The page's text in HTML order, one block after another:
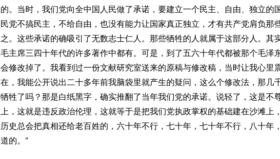
的。当时，我们党向全中国人民做了承诺，要建立一个民主、自由、独立的
民党不搞民主，不给自由，也没有能力让国家真正独立，才有共产党肩负那
之。这些承诺的确吸引了无数志士仁人。那些牺牲的人就属于这部分人。其
毛主席三四十年代的许多著作中都有。可是，到了五六十年代都被那个毛泽
会修改掉了。我看到过一份文献研究室送来的原稿与修改稿，当时让我心里
在，我能公开说出二十多年前我脑袋里就产生的疑问，这么个修改法，那几
牺牲了吗？那是白纸黑字，确实推翻了当年我们党的承诺。说轻了，这是不
上，这就是违反政治伦理，这就等于是把我们党执政掌权的基础建在沙滩上
历史总会把真相还给老百姓的，六十年不行，七十年，七十年不行，八十年
道的。”